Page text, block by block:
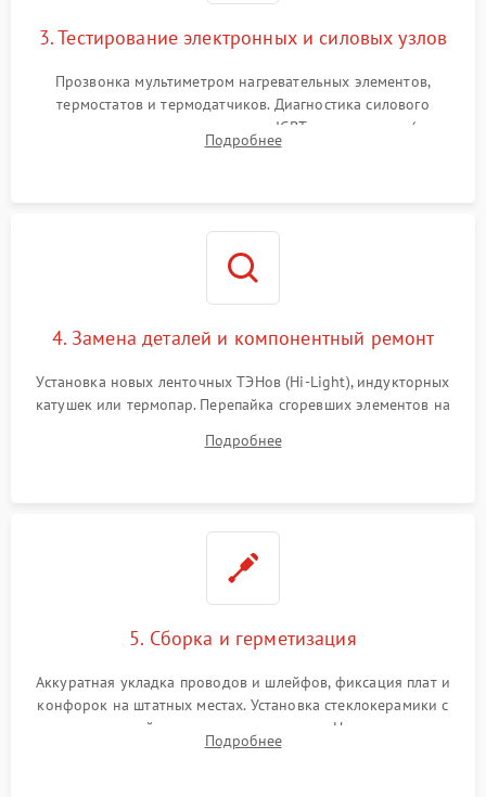
3. Тестирование электронных и силовых узлов
Прозвонка мультиметром нагревательных элементов,
термостатов и термодатчиков. Диагностика силового
модуля, реле, диодных мостов и IGBT-транзисторов (для
индукции). Проверка кранов и газ-контроля (для газовых
Подробнее
4. Замена деталей и компонентный ремонт
Установка новых ленточных ТЭНов (Hi-Light), индукторных
катушек или термопар. Перепайка сгоревших элементов на
дорожек. Очистка контактов и замена поврежденной
Подробнее
5. Сборка и герметизация
Аккуратная укладка проводов и шлейфов, фиксация плат и
конфорок на штатных местах. Установка стеклокерамики с
проверкой равномерности зазоров. Нанесение
термостойкого герметика или укладка уплотнительной
Подробнее